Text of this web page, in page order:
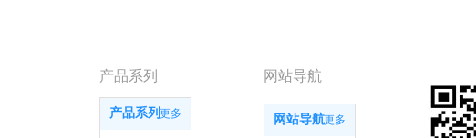
产品系列更多 网站导航更多
产品系列 网站导航